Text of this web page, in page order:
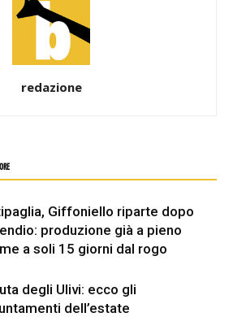
redazione
Giffoniello riparte dopo
produzione già a pieno
a soli 15 giorni dal rogo
degli Ulivi: ecco gli
dell’estate